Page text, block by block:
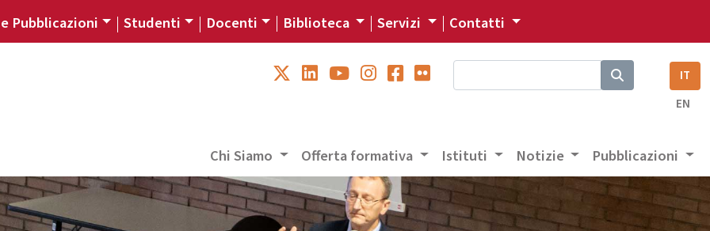
Pubblicazioni Studenti Docenti Biblioteca Servizi Contatti
IT
EN
Chi Siamo Offerta formativa Istituti Notizie Pubblicazioni